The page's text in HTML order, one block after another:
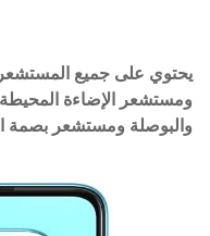
يحتوي على جميع
ومستشعر الإضاءة
والبوصلة ومستشعر بصمة